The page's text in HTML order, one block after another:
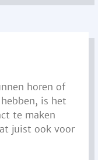
horen of
is het
te maken
juist ook voor